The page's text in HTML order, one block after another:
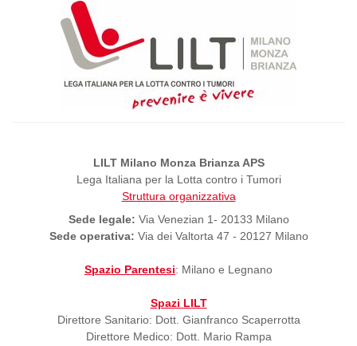
LILT Milano Monza Brianza APS
Lega Italiana per la Lotta contro i Tumori
Struttura organizzativa
Sede legale: Via Venezian 1- 20133 Milano
Sede operativa: Via dei Valtorta 47 - 20127 Milano
Spazio Parentesi: Milano e Legnano
Spazi LILT
Direttore Sanitario: Dott. Gianfranco Scaperrotta
Direttore Medico: Dott. Mario Rampa